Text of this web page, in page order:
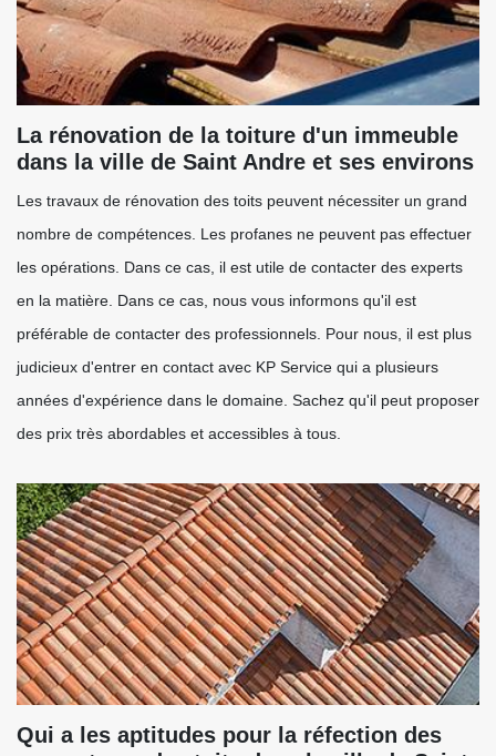
La rénovation de la toiture d'un immeuble
dans la ville de Saint Andre et ses environs
Les travaux de rénovation des toits peuvent nécessiter un grand
nombre de compétences. Les profanes ne peuvent pas effectuer
les opérations. Dans ce cas, il est utile de contacter des experts
en la matière. Dans ce cas, nous vous informons qu'il est
préférable de contacter des professionnels. Pour nous, il est plus
judicieux d'entrer en contact avec KP Service qui a plusieurs
années d'expérience dans le domaine. Sachez qu'il peut proposer
des prix très abordables et accessibles à tous.
Qui a les aptitudes pour la réfection des